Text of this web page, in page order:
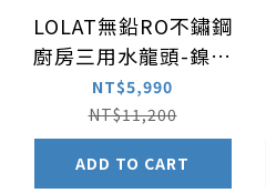
LOLAT無鉛RO不鏽鋼
廚房三用水龍頭-鎳色
TL881K
NT$5,990
NT$11,200
ADD TO CART